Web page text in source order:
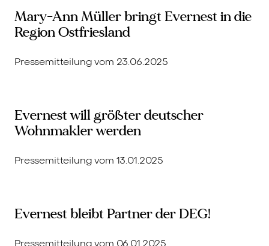
Mary-Ann Müller bringt Evernest in die
Region Ostfriesland
Pressemitteilung vom 23.06.2025
Evernest will größter deutscher
Wohnmakler werden
Pressemitteilung vom 13.01.2025
Evernest bleibt Partner der DEG!
Pressemitteilung vom 06.01.2025